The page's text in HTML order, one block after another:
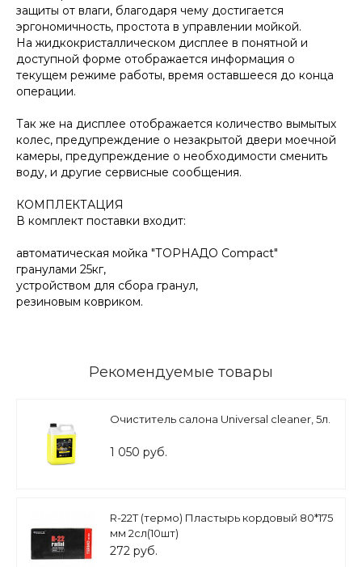
защиты от влаги, благодаря чему достигается
эргономичность, простота в управлении мойкой.
На жидкокристаллическом дисплее в понятной и
доступной форме отображается информация о
текущем режиме работы, время оставшееся до конца
операции.
Так же на дисплее отображается количество вымытых
колес, предупреждение о незакрытой двери моечной
камеры, предупреждение о необходимости сменить
воду, и другие сервисные сообщения.
КОМПЛЕКТАЦИЯ
В комплект поставки входит:
автоматическая мойка "ТОРНАДО Compact"
гранулами 25кг,
устройством для сбора гранул,
резиновым ковриком.
Рекомендуемые товары
Очиститель салона Universal cleaner, 5л.
1 050 руб.
R-22Т (термо) Пластырь кордовый 80*175
мм 2сл(10шт)
272 руб.